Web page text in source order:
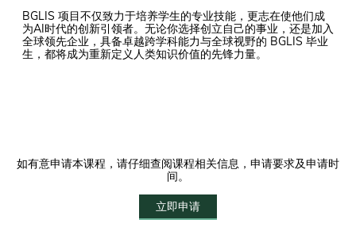
BGLIS 项目不仅致力于培养学生的专业技能，更志在使他们成
为AI时代的创新引领者。无论你选择创立自己的事业，还是加入
全球领先企业，具备卓越跨学科能力与全球视野的 BGLIS 毕业
生，都将成为重新定义人类知识价值的先锋力量。
如有意申请本课程，请仔细查阅课程相关信息，申请要求及申请时
间。
立即申请